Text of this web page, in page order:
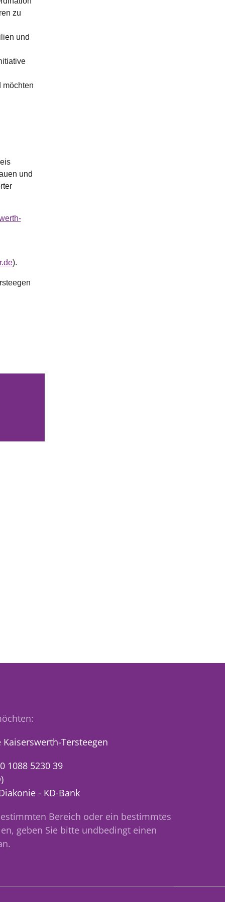
zu
und
möchten
und
).
Tersteegen
1088 5230 39
- KD-Bank
Bereich oder ein bestimmtes
geben Sie bitte undbedingt einen